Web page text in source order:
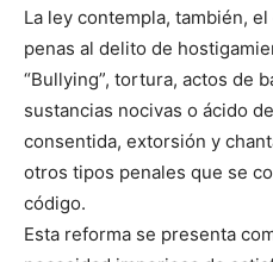
La ley contempla, también,
penas al delito de
“Bullying”, tortura, actos de
sustancias nocivas o ácido
consentida, extorsión y
otros tipos penales que se
código.
Esta reforma se presenta